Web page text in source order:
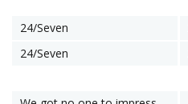
24/Seven
24/Seven